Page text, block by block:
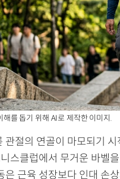
해를 돕기 위해 AI로 제작한 이미지.
관절의 연골이 마모되기
스클럽에서 무거운 바벨
은 근육 성장보다 인대 손